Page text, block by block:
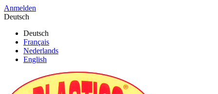
Anmelden
Deutsch
Deutsch
Français
Nederlands
English